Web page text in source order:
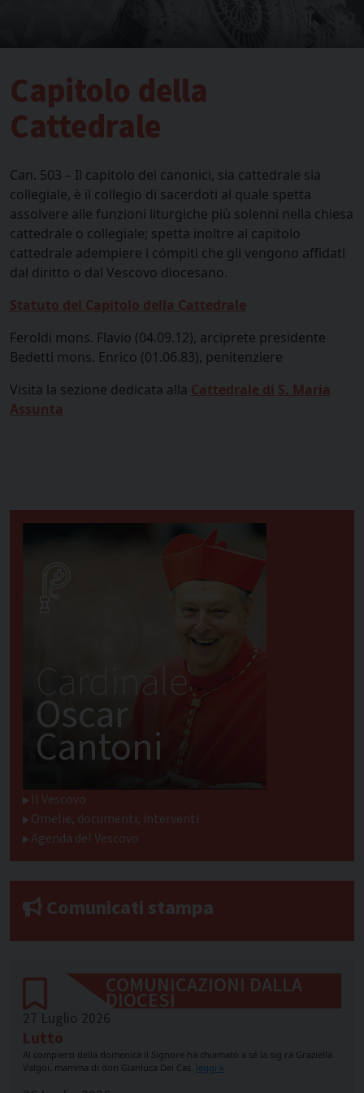
Capitolo della
Cattedrale
Can. 503 – Il capitolo dei canonici, sia cattedrale sia
collegiale, è il collegio di sacerdoti al quale spetta
assolvere alle funzioni liturgiche più solenni nella chiesa
cattedrale o collegiale; spetta inoltre al capitolo
cattedrale adempiere i cómpiti che gli vengono affidati
dal diritto o dal Vescovo diocesano.
Statuto del Capitolo della Cattedrale
Feroldi mons. Flavio (04.09.12), arciprete presidente
Bedetti mons. Enrico (01.06.83), penitenziere
Visita la sezione dedicata alla Cattedrale di S. Maria
Assunta
Cardinale
Oscar
Cantoni
Il Vescovo
Omelie, documenti, interventi
Agenda del Vescovo
Comunicati stampa
COMUNICAZIONI DALLA
DIOCESI
27 Luglio 2026
Lutto
Al compiersi della domenica il Signore ha chiamato a sé la sig.ra Graziella
Valgoi, mamma di don Gianluca Dei Cas. leggi »